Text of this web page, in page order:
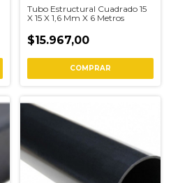
Tubo Estructural Cuadrado 15
X 15 X 1,6 Mm X 6 Metros
$15.967,00
COMPRAR